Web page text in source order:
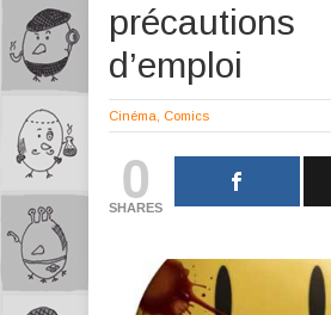
précautions
d’emploi
Cinéma Comics
0
SHARES